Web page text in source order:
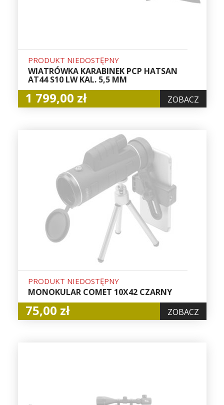
PRODUKT NIEDOSTĘPNY
WIATRÓWKA KARABINEK PCP HATSAN
AT44 S10 LW KAL. 5,5 MM
1 799,00 zł ZOBACZ
PRODUKT NIEDOSTĘPNY
MONOKULAR COMET 10X42 CZARNY
75,00 zł ZOBACZ